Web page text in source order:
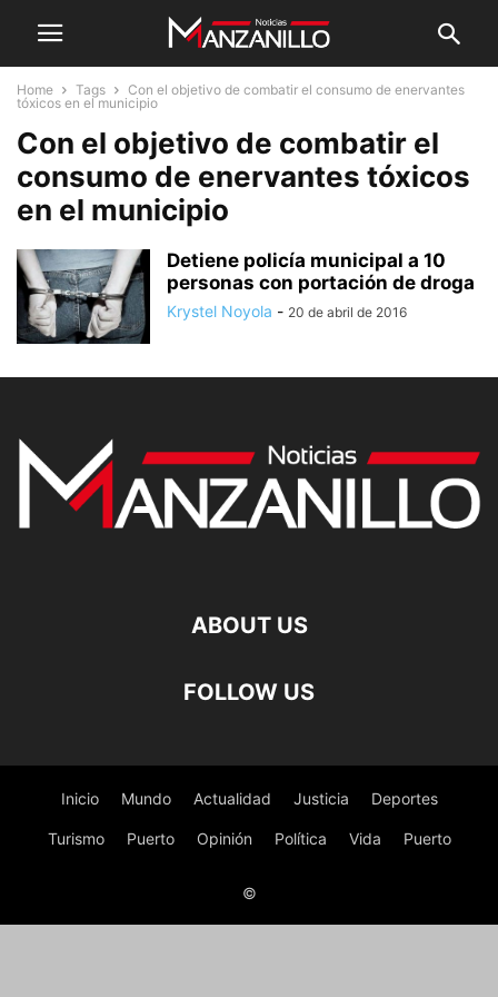
Home Tags
Con el objetivo de combatir el consumo de enervantes
tóxicos en el municipio
Con el objetivo de combatir el
consumo de enervantes tóxicos
en el municipio
Detiene policía municipal a 10
personas con portación de droga
Krystel Noyola - 20 de abril de 2016
ABOUT US
FOLLOW US
Inicio Mundo Actualidad Justicia Deportes
Turismo Puerto Opinión Política Vida Puerto
©